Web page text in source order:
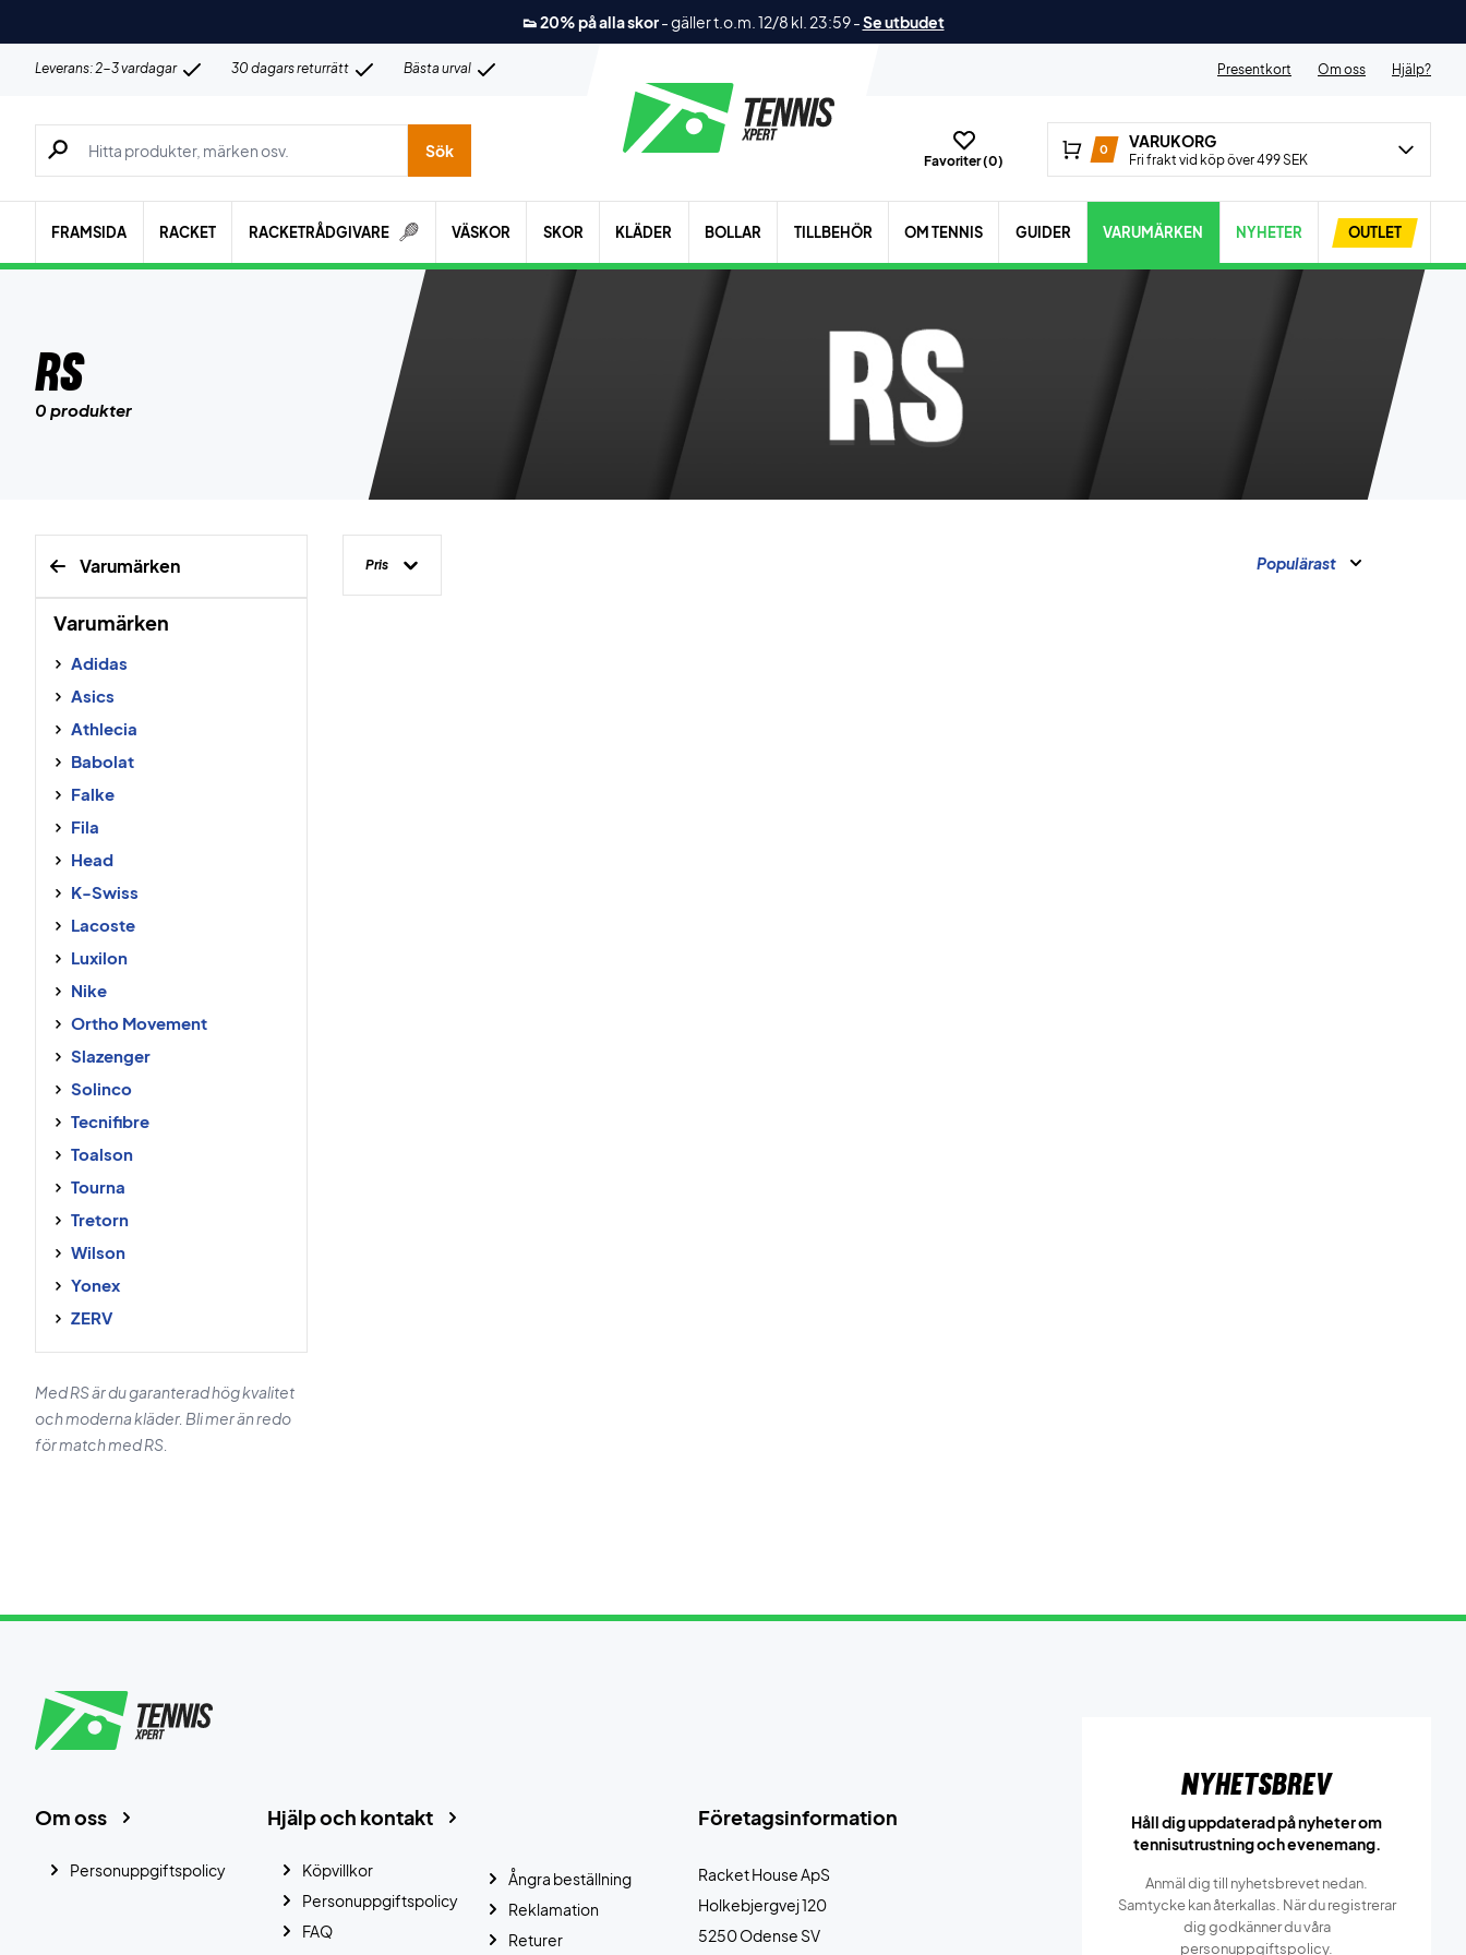
👟 20% på alla skor-gäller t.o.m. 12/8 kl. 23:59-Se utbudet
Leverans: 2-3 vardagar 30 dagars returrätt Bästa urval Presentkort Om oss Hjälp?
Sök efter produkter, märken osv.
Sök
Favoriter (0)
0 VARUKORG
Fri frakt vid köp över 499 SEK
FRAMSIDA RACKET RACKETRÅDGIVARE VÄSKOR SKOR KLÄDER BOLLAR TILLBEHÖR OM TENNIS GUIDER VARUMÄRKEN NYHETER OUTLET
RS
0 produkter
Varumärken
Varumärken
Adidas
Asics
Athlecia
Babolat
Falke
Fila
Head
K-Swiss
Lacoste
Luxilon
Nike
Ortho Movement
Slazenger
Solinco
Tecnifibre
Toalson
Tourna
Tretorn
Wilson
Yonex
ZERV
Med RS är du garanterad hög kvalitet
och moderna kläder. Bli mer än redo
för match med RS.
Pris Populärast
Företagsinformation
Racket House ApS
Holkebjergvej 120
5250 Odense SV
Hjälp och kontakt
Köpvillkor
Personuppgiftspolicy
FAQ
Ångra beställning
Reklamation
Returer
Om oss
Personuppgiftspolicy
Nyhetsbrev
Håll dig uppdaterad på nyheter om
tennisutrustning och evenemang.
Anmäl dig till nyhetsbrevet nedan.
Samtycke kan återkallas. När du registrerar
dig godkänner du våra
personuppgiftspolicy.